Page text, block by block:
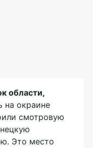
области,
на окраине
смотровую
Это место